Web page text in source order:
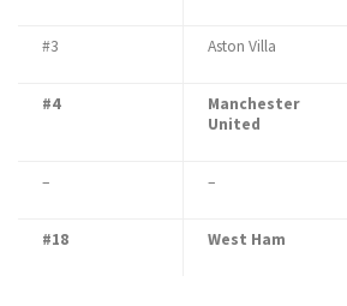
#3 Aston Villa
#4
Manchester
United
– –
#18 West Ham